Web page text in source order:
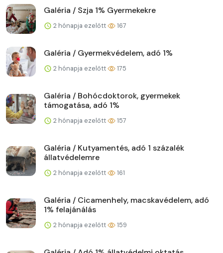
Galéria / Szja 1% Gyermekekre
2 hónapja ezelőtt 167
Galéria / Gyermekvédelem, adó 1%
2 hónapja ezelőtt 175
Galéria / Bohócdoktorok, gyermekek
támogatása, adó 1%
2 hónapja ezelőtt 157
Galéria / Kutyamentés, adó 1 százalék
állatvédelemre
2 hónapja ezelőtt 161
Galéria / Cicamenhely, macskavédelem, adó
1% felajánálás
2 hónapja ezelőtt 159